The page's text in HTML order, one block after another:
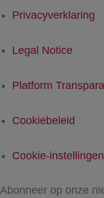
Privacyverklaring
Legal Notice
Platform
Cookiebeleid
Cookie-instellingen
Abonneer op onze